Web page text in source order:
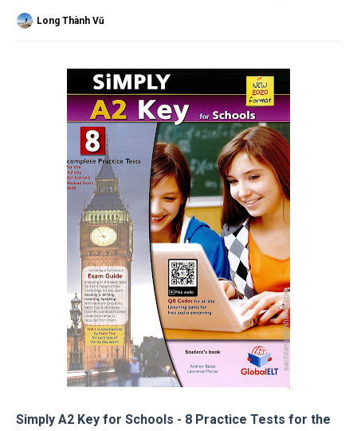
Long Thành Vũ
Simply A2 Key for Schools - 8 Practice Tests for the